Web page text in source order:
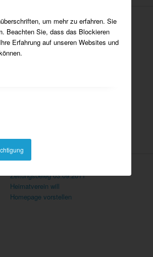
um mehr zu erfahren. Sie
Beachten Sie, dass das Blockieren
Erfahrung auf unseren Websites und
Zeitungsbeleg 03.09.2011
Heimatverein will
Homepage vorstellen